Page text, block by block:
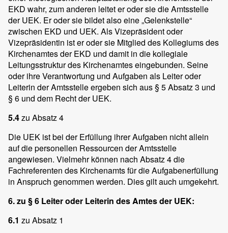
EKD wahr, zum anderen leitet er oder sie die Amtsstelle
der UEK. Er oder sie bildet also eine „Gelenkstelle“
zwischen EKD und UEK. Als Vizepräsident oder
Vizepräsidentin ist er oder sie Mitglied des Kollegiums des
Kirchenamtes der EKD und damit in die kollegiale
Leitungsstruktur des Kirchenamtes eingebunden. Seine
oder ihre Verantwortung und Aufgaben als Leiter oder
Leiterin der Amtsstelle ergeben sich aus § 5 Absatz 3 und
§ 6 und dem Recht der UEK.
5.4zu Absatz 4
Die UEK ist bei der Erfüllung ihrer Aufgaben nicht allein
auf die personellen Ressourcen der Amtsstelle
angewiesen. Vielmehr können nach Absatz 4 die
Fachreferenten des Kirchenamts für die Aufgabenerfüllung
in Anspruch genommen werden. Dies gilt auch umgekehrt.
6. zu § 6 Leiter oder Leiterin des Amtes der UEK:
6.1 zu Absatz 1